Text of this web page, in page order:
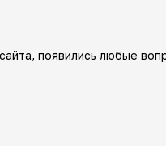
появились любые